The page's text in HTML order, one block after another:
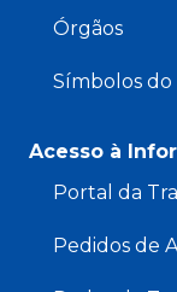
Órgãos
Símbolos
Acesso à
Portal da
Pedidos de